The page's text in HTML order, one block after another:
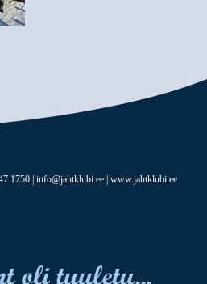
1750 | info@jahtklubi.ee | www.jahtklubi.ee